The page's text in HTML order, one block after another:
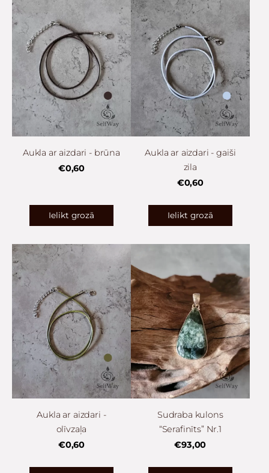
Aukla ar aizdari - brūna
€0,60
Ielikt grozā
Aukla ar aizdari - gaiši
zila
€0,60
Ielikt grozā
Aukla ar aizdari -
olīvzaļa
€0,60
Sudraba kulons
“Serafinīts” Nr.1
€93,00